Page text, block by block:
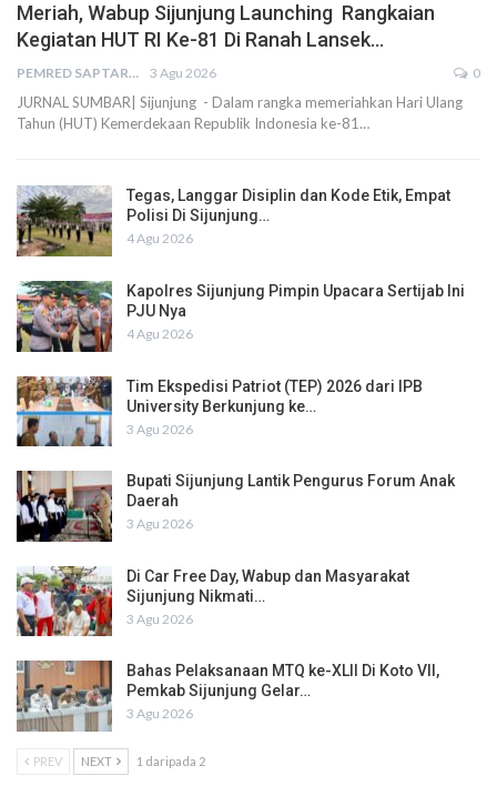
Meriah, Wabup Sijunjung Launching Rangkaian
Kegiatan HUT RI Ke-81 Di Ranah Lansek…
PEMRED SAPTARIUS 3 Agu 2026 0
JURNAL SUMBAR| Sijunjung - Dalam rangka memeriahkan Hari Ulang
Tahun (HUT) Kemerdekaan Republik Indonesia ke-81…
Tegas, Langgar Disiplin dan Kode Etik, Empat
Polisi Di Sijunjung…
4 Agu 2026
Kapolres Sijunjung Pimpin Upacara Sertijab Ini
PJU Nya
4 Agu 2026
Tim Ekspedisi Patriot (TEP) 2026 dari IPB
University Berkunjung ke…
3 Agu 2026
Bupati Sijunjung Lantik Pengurus Forum Anak
Daerah
3 Agu 2026
Di Car Free Day, Wabup dan Masyarakat
Sijunjung Nikmati…
3 Agu 2026
Bahas Pelaksanaan MTQ ke-XLII Di Koto VII,
Pemkab Sijunjung Gelar…
3 Agu 2026
PREV NEXT 1 daripada 2